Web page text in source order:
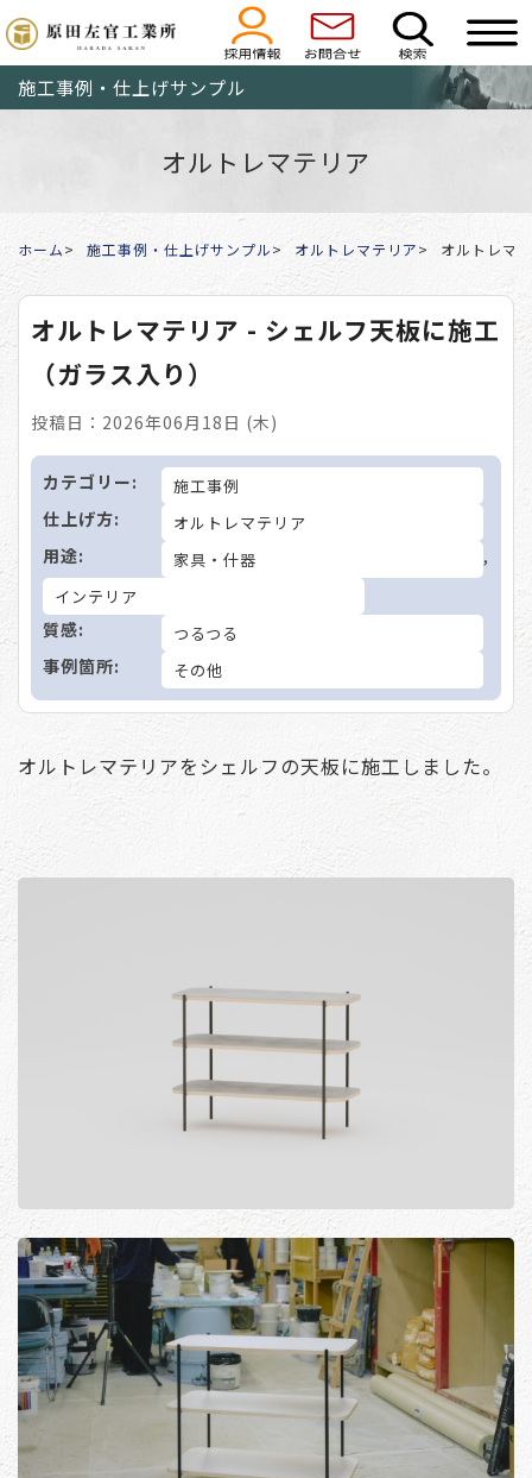
施工事例・仕上げサンプル
オルトレマテリア
ホーム 施工事例・仕上げサンプル オルトレマテリア オルトレマ
オルトレマテリア - シェルフ天板に施工
（ガラス入り）
投稿日：2026年06月18日 (木)
カテゴリー: 施工事例
仕上げ方: オルトレマテリア
用途: 家具・什器 ,
インテリア
質感: つるつる
事例箇所: その他
オルトレマテリアをシェルフの天板に施工しました。